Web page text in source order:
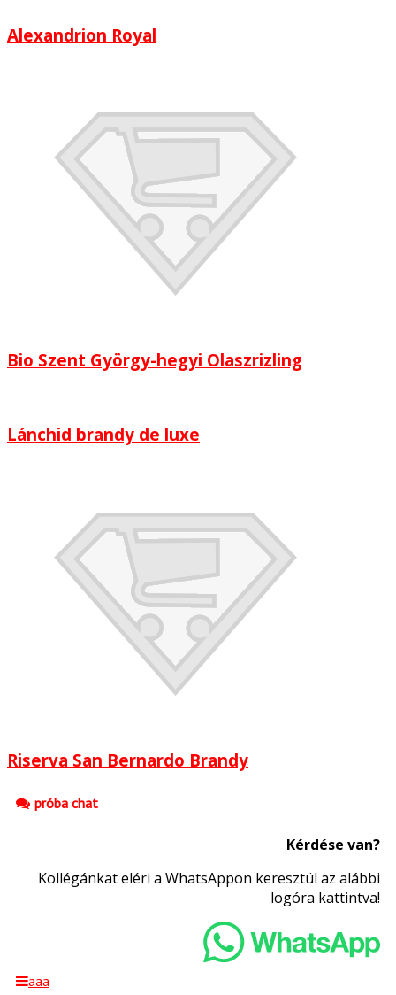
Alexandrion Royal
Bio Szent György-hegyi Olaszrizling
Lánchid brandy de luxe
Riserva San Bernardo Brandy
próba chat
Kérdése van?
Kollégánkat eléri a WhatsAppon keresztül az alábbi
logóra kattintva!
aaa